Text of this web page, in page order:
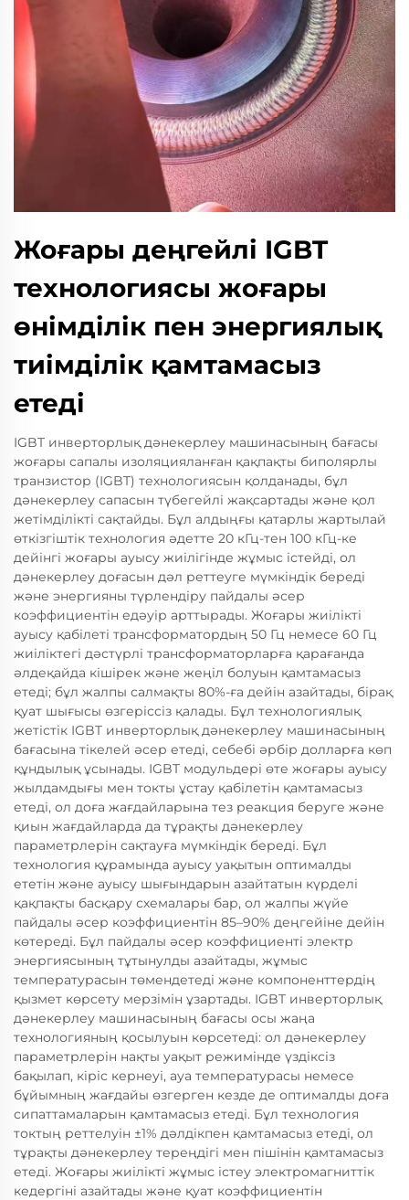
Жоғары деңгейлі IGBT
технологиясы жоғары
өнімділік пен энергиялық
тиімділік қамтамасыз
етеді
IGBT инверторлық дәнекерлеу машинасының бағасы
жоғары сапалы изоляцияланған қақпақты биполярлы
транзистор (IGBT) технологиясын қолданады, бұл
дәнекерлеу сапасын түбегейлі жақсартады және қол
жетімділікті сақтайды. Бұл алдыңғы қатарлы жартылай
өткізгіштік технология әдетте 20 кГц-тен 100 кГц-ке
дейінгі жоғары ауысу жиілігінде жұмыс істейді, ол
дәнекерлеу доғасын дәл реттеуге мүмкіндік береді
және энергияны түрлендіру пайдалы әсер
коэффициентін едәуір арттырады. Жоғары жиілікті
ауысу қабілеті трансформатордың 50 Гц немесе 60 Гц
жиіліктегі дәстүрлі трансформаторларға қарағанда
әлдеқайда кішірек және жеңіл болуын қамтамасыз
етеді; бұл жалпы салмақты 80%-ға дейін азайтады, бірақ
қуат шығысы өзгеріссіз қалады. Бұл технологиялық
жетістік IGBT инверторлық дәнекерлеу машинасының
бағасына тікелей әсер етеді, себебі әрбір долларға көп
құндылық ұсынады. IGBT модульдері өте жоғары ауысу
жылдамдығы мен токты ұстау қабілетін қамтамасыз
етеді, ол доға жағдайларына тез реакция беруге және
қиын жағдайларда да тұрақты дәнекерлеу
параметрлерін сақтауға мүмкіндік береді. Бұл
технология құрамында ауысу уақытын оптималды
ететін және ауысу шығындарын азайтатын күрделі
қақпақты басқару схемалары бар, ол жалпы жүйе
пайдалы әсер коэффициентін 85–90% деңгейіне дейін
көтереді. Бұл пайдалы әсер коэффициенті электр
энергиясының тұтынулды азайтады, жұмыс
температурасын төмендетеді және компоненттердің
қызмет көрсету мерзімін ұзартады. IGBT инверторлық
дәнекерлеу машинасының бағасы осы жаңа
технологияның қосылуын көрсетеді: ол дәнекерлеу
параметрлерін нақты уақыт режимінде үздіксіз
бақылап, кіріс кернеуі, ауа температурасы немесе
бұйымның жағдайы өзгерген кезде де оптималды доға
сипаттамаларын қамтамасыз етеді. Бұл технология
токтың реттелуін ±1% дәлдікпен қамтамасыз етеді, ол
тұрақты дәнекерлеу тереңдігі мен пішінін қамтамасыз
етеді. Жоғары жиілікті жұмыс істеу электромагниттік
кедергіні азайтады және қуат коэффициентін